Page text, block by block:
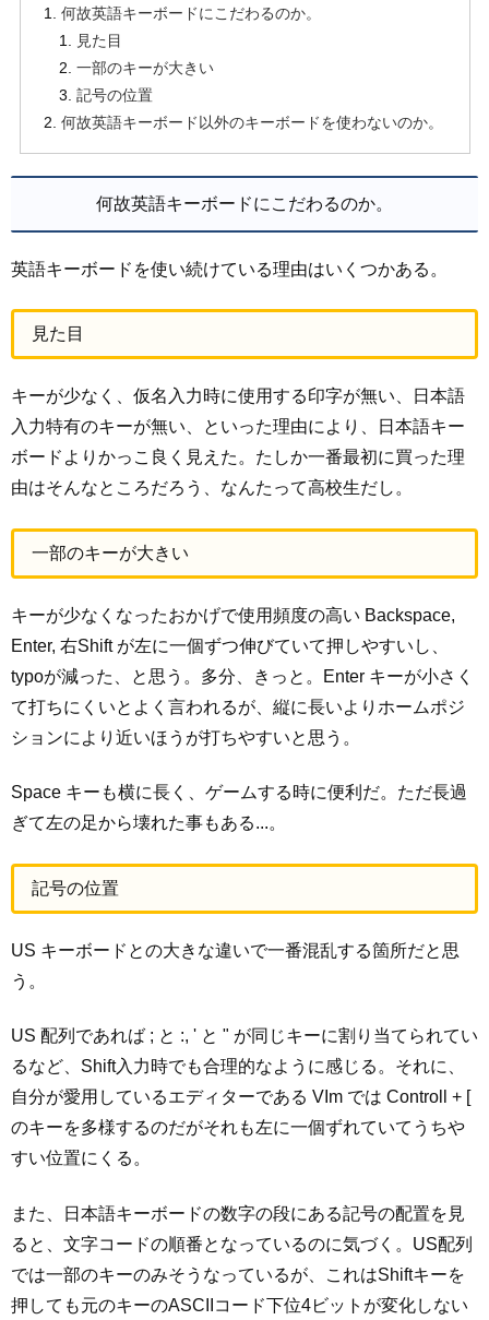
何故英語キーボードにこだわるのか。
見た目
一部のキーが大きい
記号の位置
何故英語キーボード以外のキーボードを使わないのか。
何故英語キーボードにこだわるのか。
英語キーボードを使い続けている理由はいくつかある。
見た目
キーが少なく、仮名入力時に使用する印字が無い、日本語
入力特有のキーが無い、といった理由により、日本語キー
ボードよりかっこ良く見えた。たしか一番最初に買った理
由はそんなところだろう、なんたって高校生だし。
一部のキーが大きい
キーが少なくなったおかげで使用頻度の高い Backspace,
Enter, 右Shift が左に一個ずつ伸びていて押しやすいし、
typoが減った、と思う。多分、きっと。Enter キーが小さく
て打ちにくいとよく言われるが、縦に長いよりホームポジ
ションにより近いほうが打ちやすいと思う。
Space キーも横に長く、ゲームする時に便利だ。ただ長過
ぎて左の足から壊れた事もある...。
記号の位置
US キーボードとの大きな違いで一番混乱する箇所だと思
う。
US 配列であれば ; と :, ' と " が同じキーに割り当てられてい
るなど、Shift入力時でも合理的なように感じる。それに、
自分が愛用しているエディターである VIm では Controll + [
のキーを多様するのだがそれも左に一個ずれていてうちや
すい位置にくる。
また、日本語キーボードの数字の段にある記号の配置を見
ると、文字コードの順番となっているのに気づく。US配列
では一部のキーのみそうなっているが、これはShiftキーを
押しても元のキーのASCIIコード下位4ビットが変化しない